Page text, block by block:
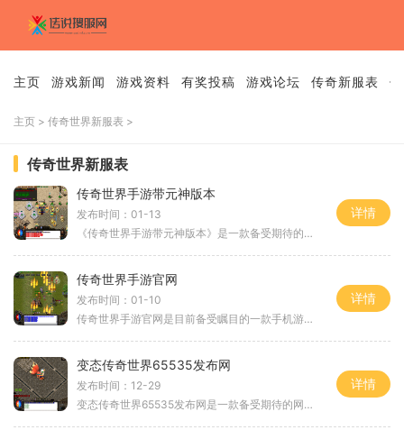
主页 游戏新闻 游戏资料 有奖投稿 游戏论坛 传奇新服表
主页 > 传奇世界新服表 >
传奇世界新服表
传奇世界手游带元神版本
发布时间：01-13
《传奇世界手游带元神版本》是一款备受期待的MMORPG手游，由著名游戏开发商Perfect World主导研发，借助传奇世界经典IP的基础上进行改良和创新而成。这款游戏将传奇世界的经典玩法与
详情
传奇世界手游官网
发布时间：01-10
传奇世界手游官网是目前备受瞩目的一款手机游戏，它的上线无疑给广大玩家们带来了一场游戏革命。传奇世界手游官网不仅复刻了经典的传奇世界，更融入了魂契玩法和轻功系统等创
详情
变态传奇世界65535发布网
发布时间：12-29
变态传奇世界65535发布网是一款备受期待的网络游戏，以其独特的玩法和创新性的内容吸引了玩家的广泛关注。本文将为大家详细介绍这款游戏的具体玩法，以及它所展现出的魅力。变态
详情